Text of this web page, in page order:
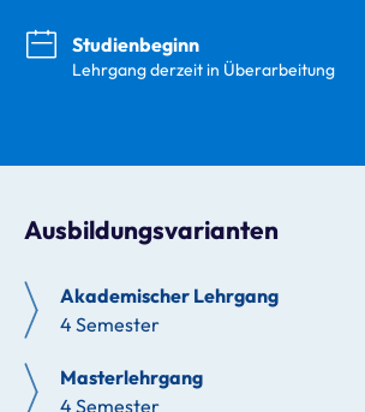
Studienbeginn
Lehrgang derzeit in Überarbeitung
Ausbildungsvarianten
Akademischer Lehrgang
4 Semester
Masterlehrgang
4 Semester